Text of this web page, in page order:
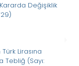
Değişiklik
Lirasına
Tebliğ (Sayı: